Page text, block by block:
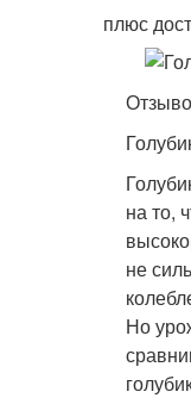
плюс
на то,
не
Но